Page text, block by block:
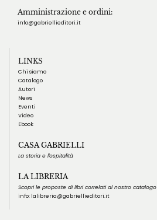
Amministrazione e ordini:
info@gabriellieditori.it
LINKS
Chi siamo
Catalogo
Autori
News
Eventi
Video
Ebook
CASA GABRIELLI
La storia e l'ospitalità
LA LIBRERIA
Scopri le proposte di libri correlati al nostro catalogo
info: lalibreria@gabriellieditori.it